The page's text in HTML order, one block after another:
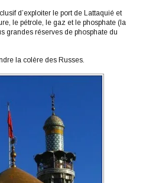
d’exploiter le port de Lattaquié et
le pétrole, le gaz et le phosphate (la
grandes réserves de phosphate du
la colère des Russes.